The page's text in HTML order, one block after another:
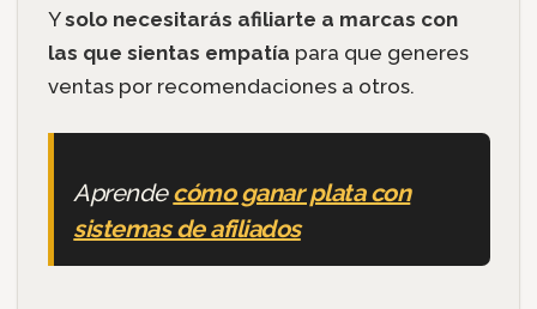
Ysolo necesitarás afiliarte a marcas con
las que sientas empatía para que generes
ventas por recomendaciones a otros.
Aprendecómo ganar plata con
sistemas de afiliados